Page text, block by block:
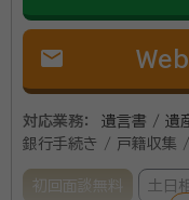
mail Web
対応業務：
遺言書 / 遺
銀行手続き / 戸籍収集
初回面談無料 土日